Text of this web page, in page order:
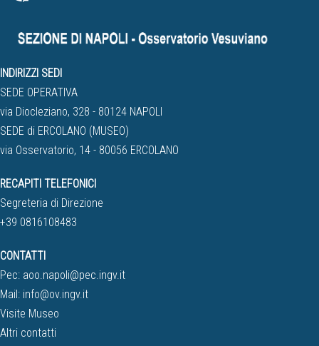
INDIRIZZI SEDI
SEDE OPERATIVA
via Diocleziano, 328 - 80124 NAPOLI
SEDE di ERCOLANO (MUSEO)
via Osservatorio, 14 - 80056 ERCOLANO
RECAPITI TELEFONICI
Segreteria di Direzione
+39 0816108483
CONTATTI
Pec: aoo.napoli@pec.ingv.it
Mail: info@ov.ingv.it
Visite Museo
Altri contatti